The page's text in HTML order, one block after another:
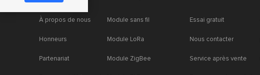
À propos de nous
Honneurs
Partenariat
Module sans fil
Module LoRa
Module ZigBee
Essai gratuit
Nous contacter
Service après vente